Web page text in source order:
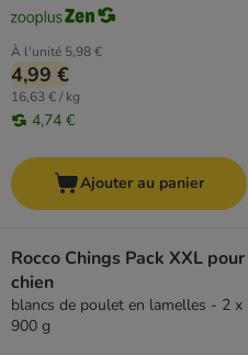
À l'unité 5,98 €
4,99 €
16,63 € / kg
4,74 €
Ajouter au panier
Rocco Chings Pack XXL pour
chien
blancs de poulet en lamelles - 2 x
900 g